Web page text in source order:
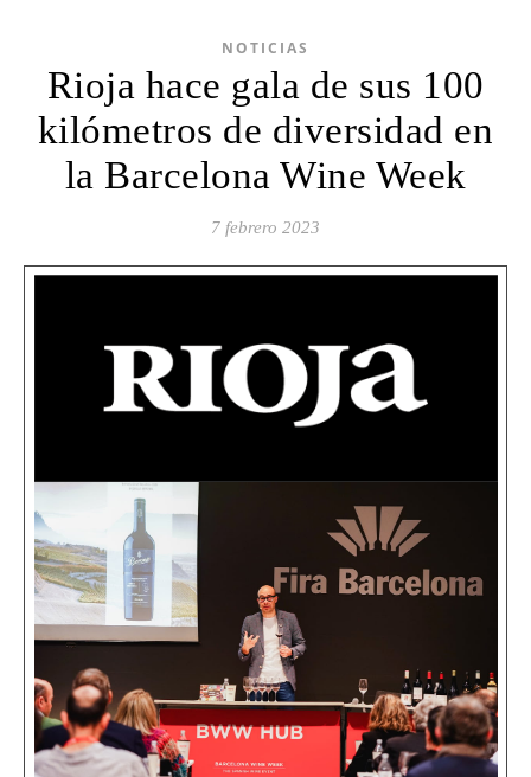
NOTICIAS
Rioja hace gala de sus 100
kilómetros de diversidad en
la Barcelona Wine Week
7 febrero 2023